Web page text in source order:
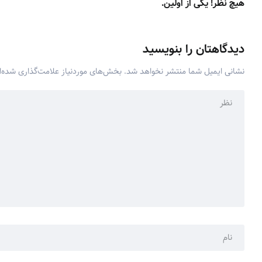
هیچ نظر! یکی از اولین.
دیدگاهتان را بنویسید
نشانی ایمیل شما منتشر نخواهد شد. بخش‌های موردنیاز علامت‌گذاری